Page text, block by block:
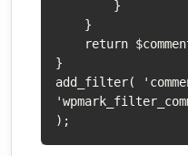
}
add_filter(